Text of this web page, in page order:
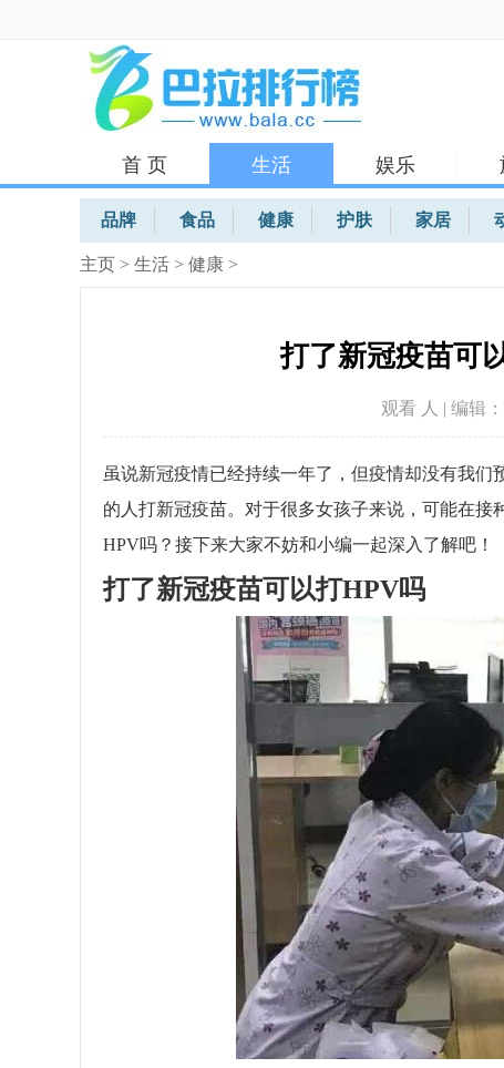
首 页 生活 娱乐
体育
品牌 食品 健康 护肤 家居
主页 > 生活 > 健康 >
打了新冠疫苗可
观看 人 | 编辑
虽说新冠疫情已经持续一年了，但疫情却没有我
的人打新冠疫苗。对于很多女孩子来说，可能在
HPV吗？接下来大家不妨和小编一起深入了解吧！
打了新冠疫苗可以打HPV吗